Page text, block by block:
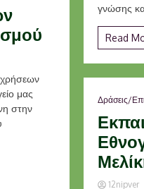
μας
στην
γνώσης
Read
Δράσεις/
12nipver